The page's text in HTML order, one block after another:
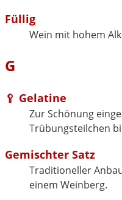
Füllig
Wein mit hohem
G
🥄 Gelatine
Zur Schönung
Trübungsteilchen
Gemischter Satz
Traditioneller
einem Weinberg.